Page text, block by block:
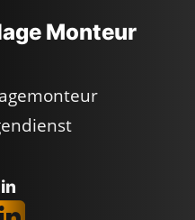
Monteur